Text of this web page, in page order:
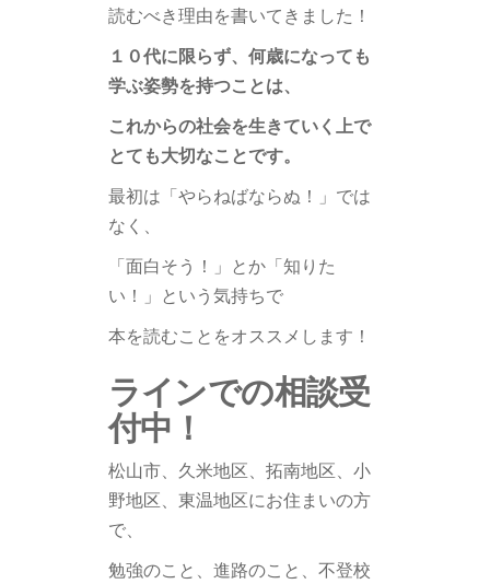
読むべき理由を書いてきました！
１０代に限らず、何歳になっても
学ぶ姿勢を持つことは、
これからの社会を生きていく上で
とても大切なことです。
最初は「やらねばならぬ！」では
なく、
「面白そう！」とか「知りた
い！」という気持ちで
本を読むことをオススメします！
ラインでの相談受
付中！
松山市、久米地区、拓南地区、小
野地区、 東温地区にお住まいの方
で、
勉強のこと、進路のこと、不登校